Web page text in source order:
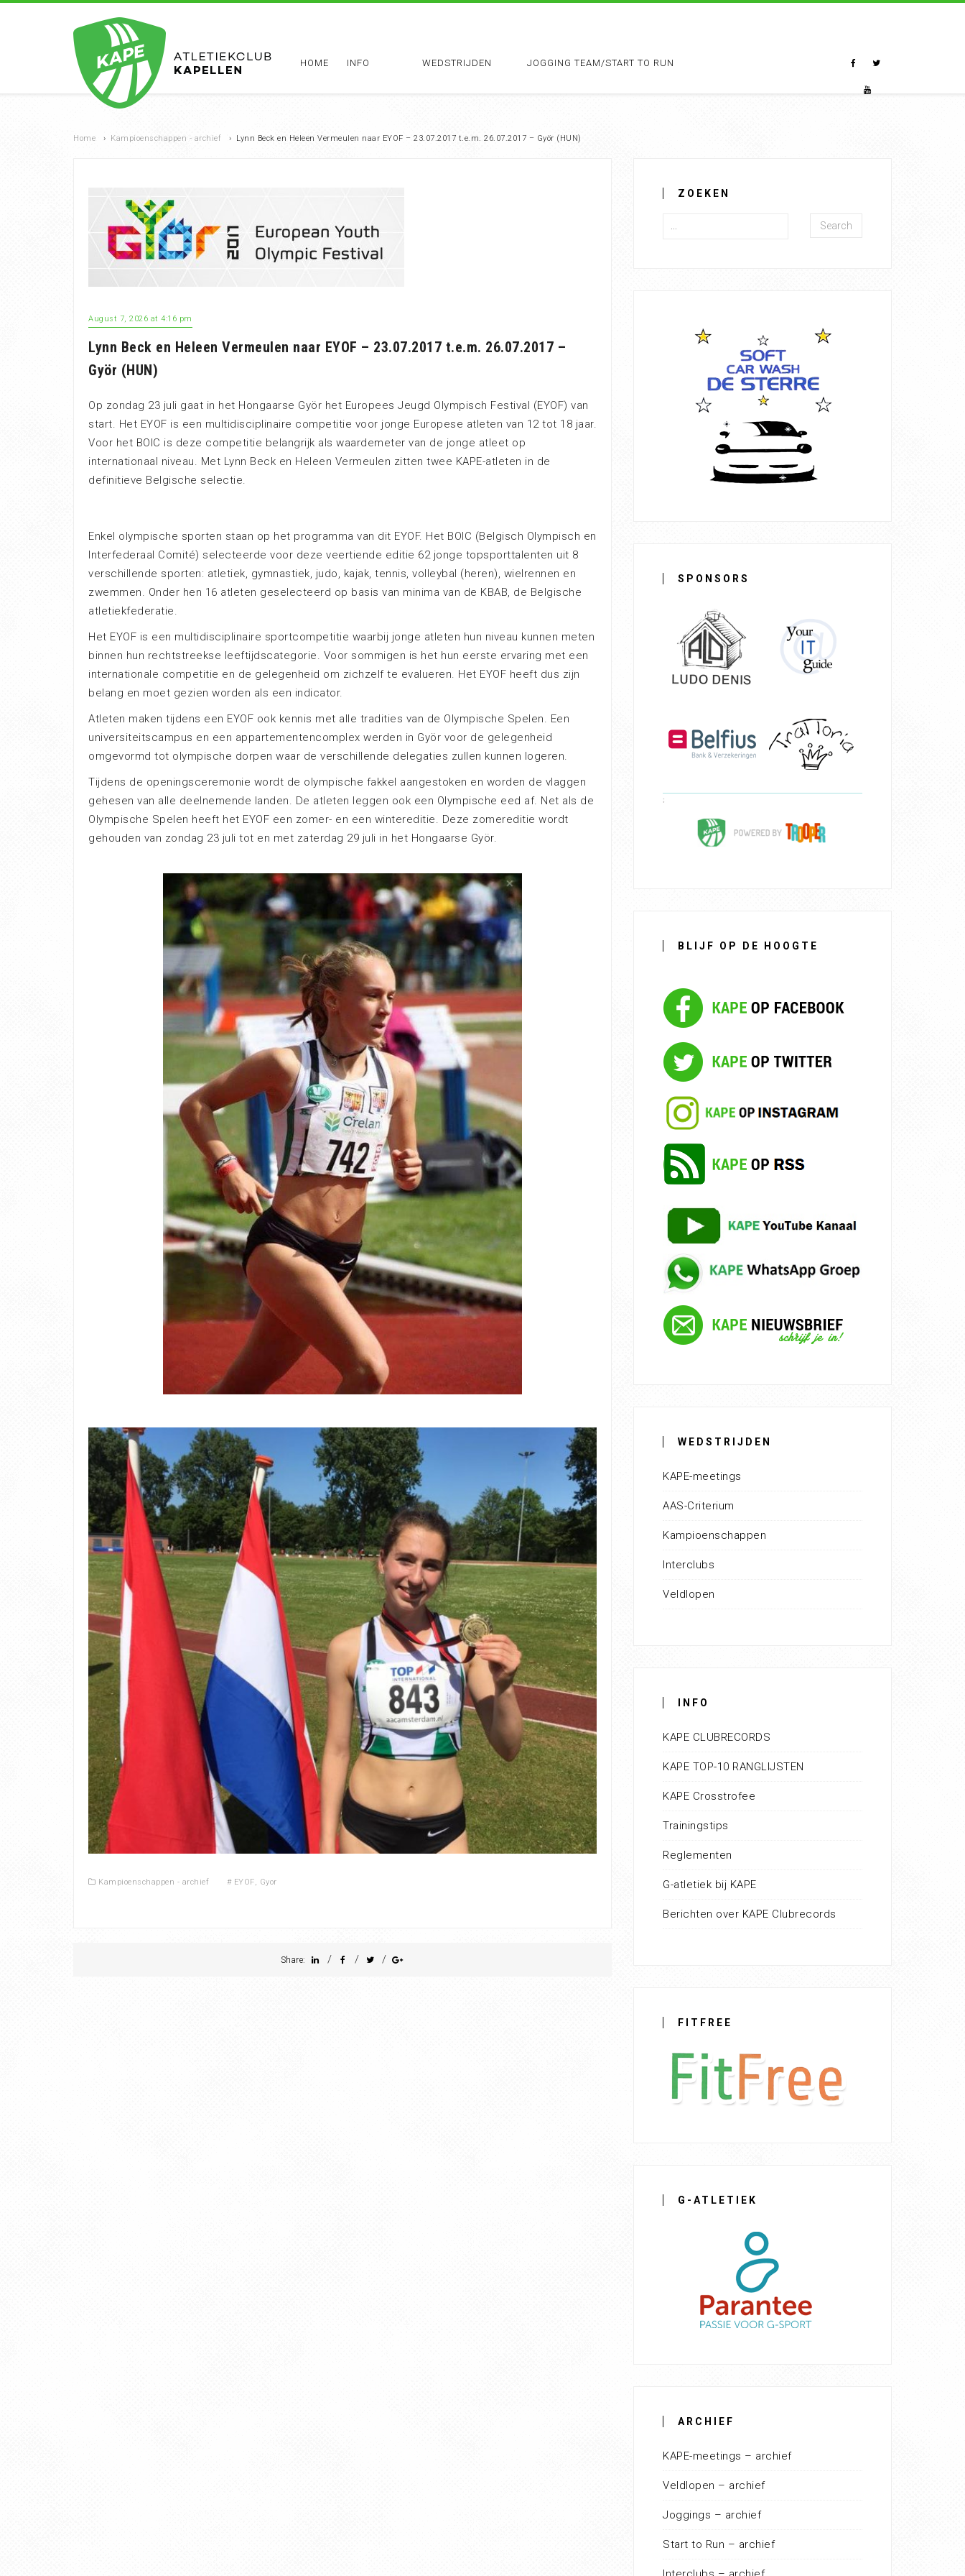
HOME INFO WEDSTRIJDEN JOGGING TEAM/START TO RUN
Home › Kampioenschappen - archief › Lynn Beck en Heleen Vermeulen naar EYOF – 23.07.2017 t.e.m. 26.07.2017 – Györ (HUN)
August 7, 2026 at 4:16 pm
Lynn Beck en Heleen Vermeulen naar EYOF – 23.07.2017 t.e.m. 26.07.2017 –
Györ (HUN)
Op zondag 23 juli gaat in het Hongaarse Györ het Europees Jeugd Olympisch Festival (EYOF) van
start. Het EYOF is een multidisciplinaire competitie voor jonge Europese atleten van 12 tot 18 jaar.
Voor het BOIC is deze competitie belangrijk als waardemeter van de jonge atleet op
internationaal niveau. Met Lynn Beck en Heleen Vermeulen zitten twee KAPE-atleten in de
definitieve Belgische selectie.
Enkel olympische sporten staan op het programma van dit EYOF. Het BOIC (Belgisch Olympisch en
Interfederaal Comité) selecteerde voor deze veertiende editie 62 jonge topsporttalenten uit 8
verschillende sporten: atletiek, gymnastiek, judo, kajak, tennis, volleybal (heren), wielrennen en
zwemmen. Onder hen 16 atleten geselecteerd op basis van minima van de KBAB, de Belgische
atletiekfederatie.
Het EYOF is een multidisciplinaire sportcompetitie waarbij jonge atleten hun niveau kunnen meten
binnen hun rechtstreekse leeftijdscategorie. Voor sommigen is het hun eerste ervaring met een
internationale competitie en de gelegenheid om zichzelf te evalueren. Het EYOF heeft dus zijn
belang en moet gezien worden als een indicator.
Atleten maken tijdens een EYOF ook kennis met alle tradities van de Olympische Spelen. Een
universiteitscampus en een appartementencomplex werden in Györ voor de gelegenheid
omgevormd tot olympische dorpen waar de verschillende delegaties zullen kunnen logeren.
Tijdens de openingsceremonie wordt de olympische fakkel aangestoken en worden de vlaggen
gehesen van alle deelnemende landen. De atleten leggen ook een Olympische eed af. Net als de
Olympische Spelen heeft het EYOF een zomer- en een wintereditie. Deze zomereditie wordt
gehouden van zondag 23 juli tot en met zaterdag 29 juli in het Hongaarse Györ.
Kampioenschappen - archief # EYOF, Gyor
Share: / / /
ZOEKEN
Search
SPONSORS
BLIJF OP DE HOOGTE
WEDSTRIJDEN
KAPE-meetings
AAS-Criterium
Kampioenschappen
Interclubs
Veldlopen
INFO
KAPE CLUBRECORDS
KAPE TOP-10 RANGLIJSTEN
KAPE Crosstrofee
Trainingstips
Reglementen
G-atletiek bij KAPE
Berichten over KAPE Clubrecords
FITFREE
G-ATLETIEK
ARCHIEF
KAPE-meetings – archief
Veldlopen – archief
Joggings – archief
Start to Run – archief